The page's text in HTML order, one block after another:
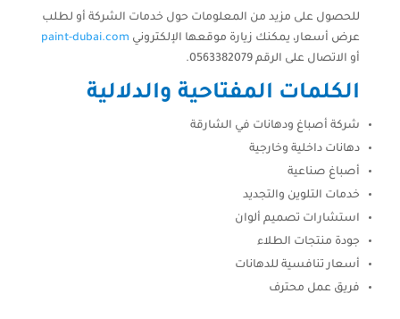
للحصول على مزيد من المعلومات حول خدمات الشركة أو لطلب
عرض أسعار، يمكنك زيارة موقعها الإلكتروني paint-dubai.com
أو الاتصال على الرقم 0563382079.
الكلمات المفتاحية والدلالية
شركة أصباغ ودهانات في الشارقة
دهانات داخلية وخارجية
أصباغ صناعية
خدمات التلوين والتجديد
استشارات تصميم ألوان
جودة منتجات الطلاء
أسعار تنافسية للدهانات
فريق عمل محترف